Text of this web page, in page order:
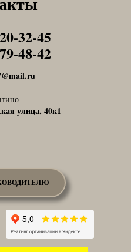
улица, 40к1
32-45
48-42